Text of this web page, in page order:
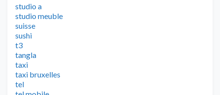
studio a
studio meuble
suisse
sushi
t3
tangla
taxi
taxi bruxelles
tel